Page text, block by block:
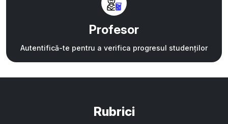
Profesor
Autentifică-te pentru a verifica progresul studenților
Rubrici